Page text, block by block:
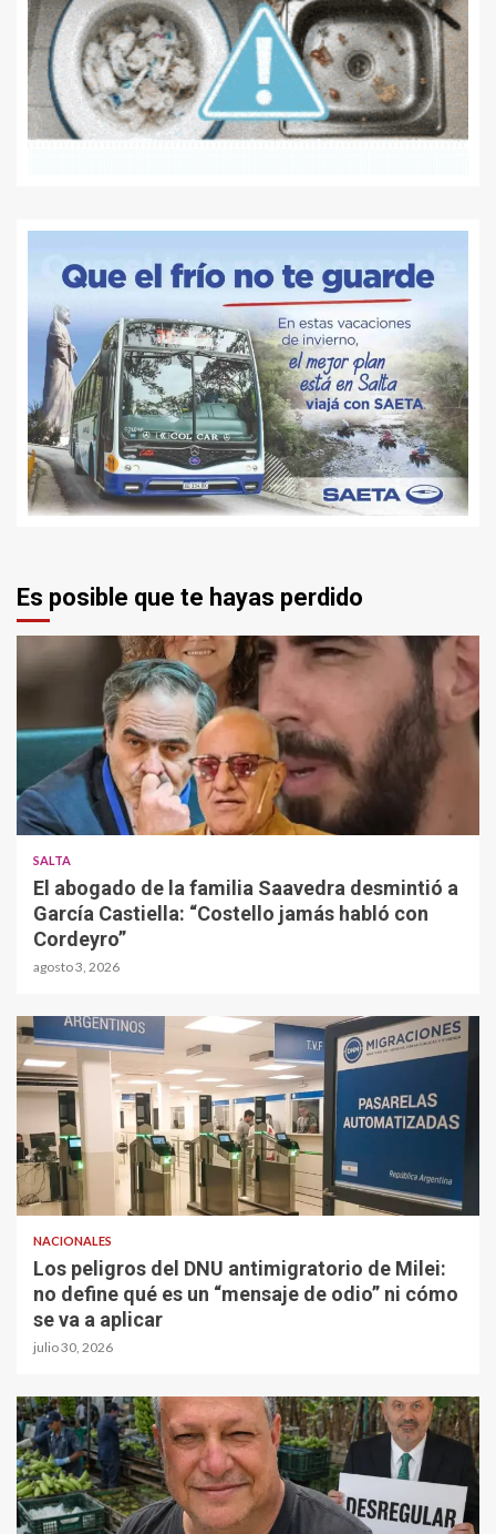
Es posible que te hayas perdido
SALTA
El abogado de la familia Saavedra desmintió a
García Castiella: “Costello jamás habló con
Cordeyro”
agosto 3, 2026
NACIONALES
Los peligros del DNU antimigratorio de Milei:
no define qué es un “mensaje de odio” ni cómo
se va a aplicar
julio 30, 2026